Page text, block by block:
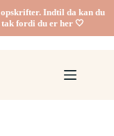
Indtil da kan du
fordi du er her 🤍